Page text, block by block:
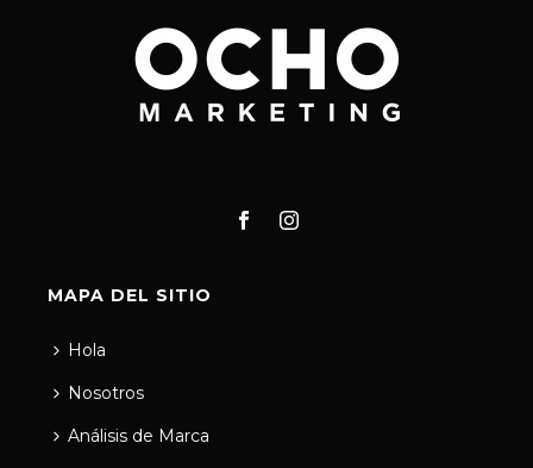
MAPA DEL SITIO
Hola
Nosotros
Análisis de Marca